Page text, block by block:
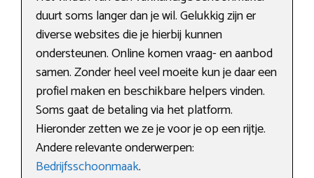
duurt soms langer dan je wil. Gelukkig zijn er
diverse websites die je hierbij kunnen
ondersteunen. Online komen vraag- en aanbod
samen. Zonder heel veel moeite kun je daar een
profiel maken en beschikbare helpers vinden.
Soms gaat de betaling via het platform.
Hieronder zetten we ze je voor je op een rijtje.
Andere relevante onderwerpen:
Bedrijfsschoonmaak.